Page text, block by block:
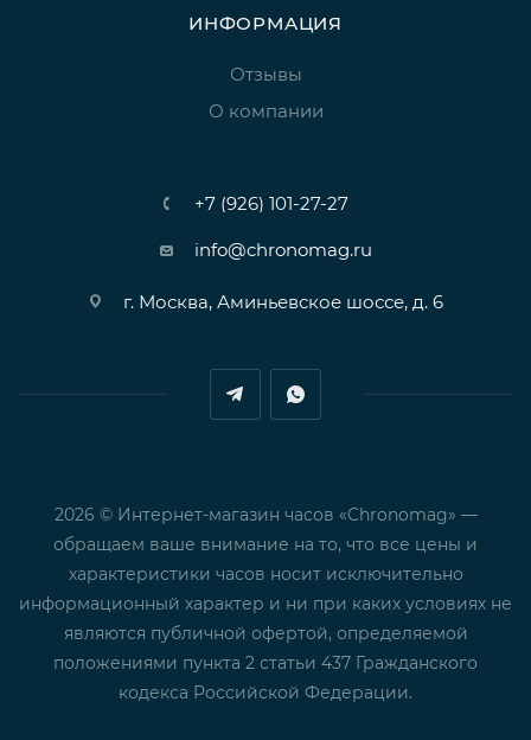
ИНФОРМАЦИЯ
Отзывы
О компании
+7 (926) 101-27-27
info@chronomag.ru
г. Москва, Аминьевское шоссе, д. 6
2026 © Интернет-магазин часов «Chronomag» —
обращаем ваше внимание на то, что все цены и
характеристики часов носит исключительно
информационный характер и ни при каких условиях не
являются публичной офертой, определяемой
положениями пункта 2 статьи 437 Гражданского
кодекса Российской Федерации.